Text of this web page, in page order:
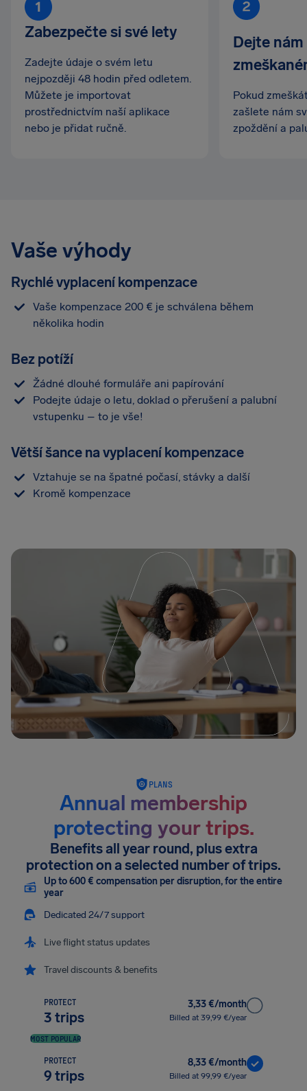
Zabezpečte si své lety
Zadejte údaje o svém letu
nejpozději 48 hodin před odletem.
Můžete je importovat
prostřednictvím naší aplikace
nebo je přidat ručně.
Dejte
Pokud
zašlete nám
zpoždění a
Vaše výhody
Rychlé vyplacení kompenzace
Vaše kompenzace 200 € je schválena během
několika hodin
Bez potíží
Žádné dlouhé formuláře ani papírování
Podejte údaje o letu, doklad o přerušení a palubní
vstupenku – to je vše!
Větší šance na vyplacení kompenzace
Vztahuje se na špatné počasí, stávky a další
Kromě kompenzace
PLANS
Annual membership
protecting your trips.
Benefits all year round, plus extra
protection on a selected number of trips.
Up to 600 € compensation per disruption, for the entire
year
Dedicated 24/7 support
Live flight status updates
Travel discounts & benefits
PROTECT
3 trips
3,33 €/month
Billed at 39,99 €/year
MOST POPULAR
PROTECT
9 trips
8,33 €/month
Billed at 99,99 €/year